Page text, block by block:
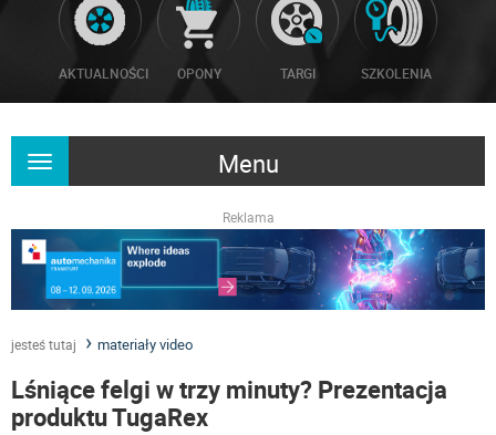
AKTUALNOŚCI OPONY TARGI SZKOLENIA
Menu
Rozwiń
Reklama
jesteś tutaj materiały video
Lśniące felgi w trzy minuty? Prezentacja
produktu TugaRex